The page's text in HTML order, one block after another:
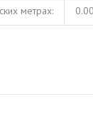
метрах: